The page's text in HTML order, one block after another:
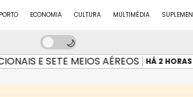
ECONOMIA CULTURA MULTIMÉDIA
E SETE MEIOS AÉREOS HÁ 2 HORAS